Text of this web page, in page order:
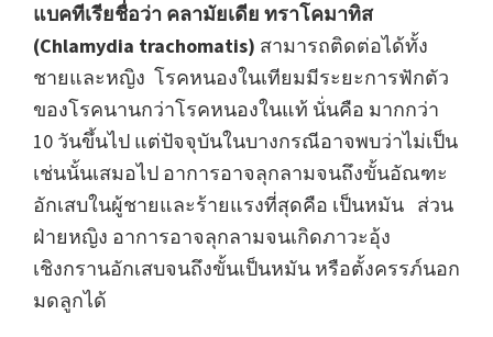
แบคทีเรียชื่อว่า คลามัยเดีย ทราโคมาทิส
(Chlamydia trachomatis) สามารถติดต่อได้ทั้ง
ชายและหญิง โรคหนองในเทียมมีระยะการฟักตัว
ของโรคนานกว่าโรคหนองในแท้ นั่นคือ มากกว่า
10 วันขึ้นไป แต่ปัจจุบันในบางกรณีอาจพบว่าไม่เป็น
เช่นนั้นเสมอไป อาการอาจลุกลามจนถึงขั้นอัณฑะ
อักเสบในผู้ชายและร้ายแรงที่สุดคือ เป็นหมัน ส่วน
ฝ่ายหญิง อาการอาจลุกลามจนเกิดภาวะอุ้ง
เชิงกรานอักเสบจนถึงขั้นเป็นหมัน หรือตั้งครรภ์นอก
มดลูกได้